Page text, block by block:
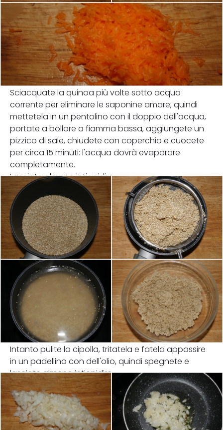
Sciacquate la quinoa più volte sotto acqua
corrente per eliminare le saponine amare, quindi
mettetela in un pentolino con il doppio dell'acqua,
portate a bollore a fiamma bassa, aggiungete un
pizzico di sale, chiudete con coperchio e cuocete
per circa 15 minuti: l'acqua dovrà evaporare
completamente.
Lasciate almeno intiepidire.
Intanto pulite la cipolla, tritatela e fatela appassire
in un padellino con dell'olio, quindi spegnete e
lasciate almeno intiepidire.